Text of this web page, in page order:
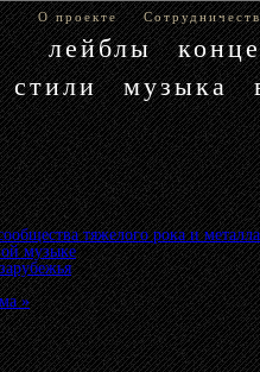
О проекте
лейблы
стили
музыка
тяжелого рока и металла
музыке»
»
»